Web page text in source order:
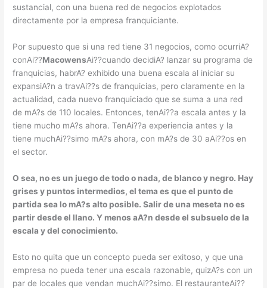
sustancial, con una buena red de negocios explotados
directamente por la empresa franquiciante.
Por supuesto que si una red tiene 31 negocios, como ocurriA?
conAi??MacowensAi??cuando decidiA? lanzar su programa de
franquicias, habrA? exhibido una buena escala al iniciar su
expansiA?n a travAi??s de franquicias, pero claramente en la
actualidad, cada nuevo franquiciado que se suma a una red
de mA?s de 110 locales. Entonces, tenAi??a escala antes y la
tiene mucho mA?s ahora. TenAi??a experiencia antes y la
tiene muchAi??simo mA?s ahora, con mA?s de 30 aAi??os en
el sector.
O sea, no es un juego de todo o nada, de blanco y negro. Hay
grises y puntos intermedios, el tema es que el punto de
partida sea lo mA?s alto posible. Salir de una meseta no es
partir desde el llano. Y menos aA?n desde el subsuelo de la
escala y del conocimiento.
Esto no quita que un concepto pueda ser exitoso, y que una
empresa no pueda tener una escala razonable, quizA?s con un
par de locales que vendan muchAi??simo. El restauranteAi??